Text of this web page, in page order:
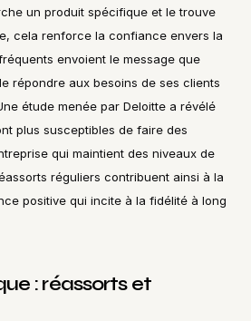
un produit spécifique et le trouve
cela renforce la confiance envers la
envoient le message que
répondre aux besoins de ses clients
étude menée par Deloitte a révélé
plus susceptibles de faire des
qui maintient des niveaux de
réguliers contribuent ainsi à la
positive qui incite à la fidélité à long
: réassorts et